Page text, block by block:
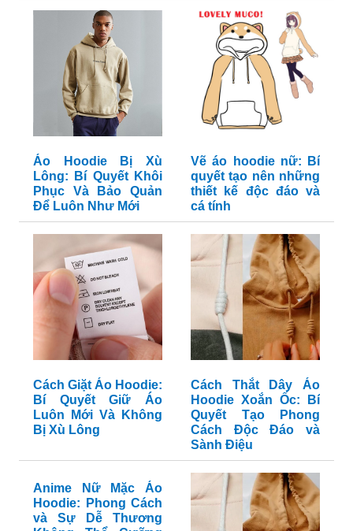
Áo Hoodie Bị Xù
Lông: Bí Quyết Khôi
Phục Và Bảo Quản
Để Luôn Như Mới
Vẽ áo hoodie nữ: Bí
quyết tạo nên những
thiết kế độc đáo và
cá tính
Cách Giặt Áo Hoodie:
Bí Quyết Giữ Áo
Luôn Mới Và Không
Bị Xù Lông
Cách Thắt Dây Áo
Hoodie Xoắn Ốc: Bí
Quyết Tạo Phong
Cách Độc Đáo và
Sành Điệu
Anime Nữ Mặc Áo
Hoodie: Phong Cách
và Sự Dễ Thương